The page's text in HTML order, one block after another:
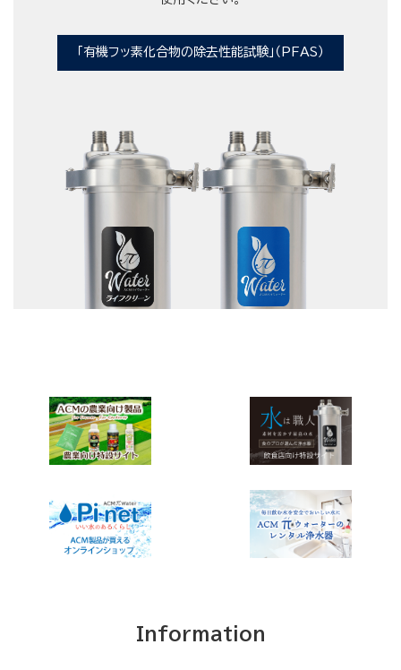
「有機フッ素化合物の除去性能試験」（PFAS）
Information